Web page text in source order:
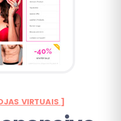
VIRTUAIS ]